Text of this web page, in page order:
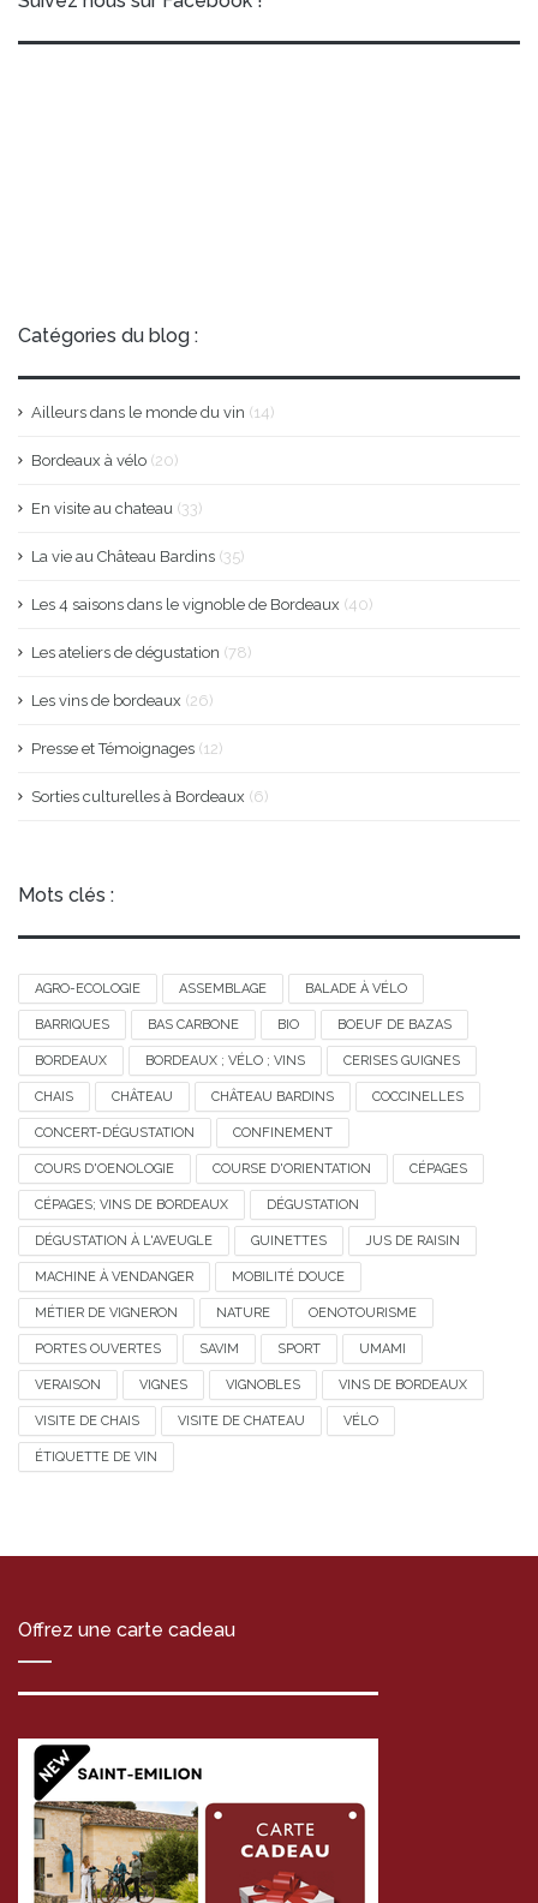
Catégories du blog :
Ailleurs dans le monde du vin (14)
Bordeaux à vélo (20)
En visite au chateau (33)
La vie au Château Bardins (35)
Les 4 saisons dans le vignoble de Bordeaux (40)
Les ateliers de dégustation (78)
Les vins de bordeaux (26)
Presse et Témoignages (12)
Sorties culturelles à Bordeaux (6)
Mots clés :
AGRO-ECOLOGIE ASSEMBLAGE BALADE À VÉLO
BARRIQUES BAS CARBONE BIO BOEUF DE BAZAS
BORDEAUX BORDEAUX ; VÉLO ; VINS CERISES GUIGNES
CHAIS CHÂTEAU CHÂTEAU BARDINS COCCINELLES
CONCERT-DÉGUSTATION CONFINEMENT
COURS D'OENOLOGIE COURSE D'ORIENTATION CÉPAGES
CÉPAGES; VINS DE BORDEAUX DÉGUSTATION
DÉGUSTATION À L'AVEUGLE GUINETTES JUS DE RAISIN
MACHINE À VENDANGER MOBILITÉ DOUCE
MÉTIER DE VIGNERON NATURE OENOTOURISME
PORTES OUVERTES SAVIM SPORT UMAMI
VERAISON VIGNES VIGNOBLES VINS DE BORDEAUX
VISITE DE CHAIS VISITE DE CHATEAU VÉLO
ÉTIQUETTE DE VIN
Offrez une carte cadeau